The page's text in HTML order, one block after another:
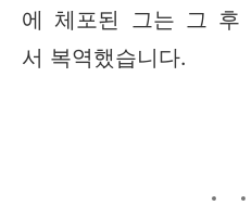
에 체포된 그는 그 후
서 복역했습니다.